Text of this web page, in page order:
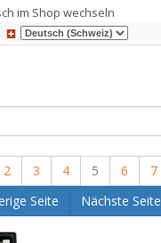
im Shop wechseln
2 3 4 5 6
7
Seite
Nächste Seite